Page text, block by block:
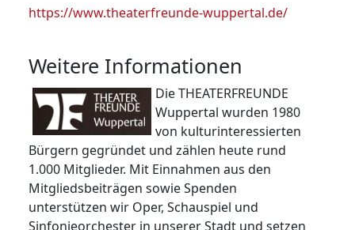
Website:
https://www.theaterfreunde-wuppertal.de/
Weitere Informationen
Die THEATERFREUNDE
Wuppertal wurden 1980
von kulturinteressierten
Bürgern gegründet und zählen heute rund
1.000 Mitglieder. Mit Einnahmen aus den
Mitgliedsbeiträgen sowie Spenden
unterstützen wir Oper, Schauspiel und
Sinfonieorchester in unserer Stadt und setzen